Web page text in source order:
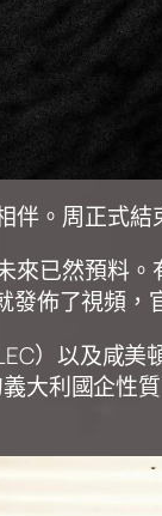
。周正式結
來已然預料
佈了視頻，
）以及咸美
大利國企性